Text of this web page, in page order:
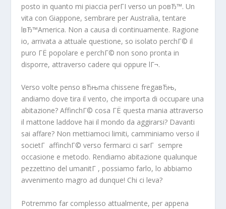
posto in quanto mi piaccia perГІ verso un poвЂ™. Un
vita con Giappone, sembrare per Australia, tentare
lвЂ™America. Non a causa di continuamente. Ragione
io, arrivata a attuale questione, so isolato perchГ© il
puro ГЁ popolare e perchГ© non sono pronta in
disporre, attraverso cadere qui oppure lГ¬.
Verso volte penso вЂњma chissene fregaвЂњ,
andiamo dove tira il vento, che importa di occupare una
abitazione? AffinchГ© cosa ГЁ questa mania attraverso
il mattone laddove hai il mondo da aggirarsi? Davanti
sai affare? Non mettiamoci limiti, camminiamo verso il
societГ affinchГ© verso fermarci ci sarГ sempre
occasione e metodo. Rendiamo abitazione qualunque
pezzettino del umanitГ , possiamo farlo, lo abbiamo
avvenimento magro ad dunque! Chi ci leva?
Potremmo far complesso attualmente, per appena